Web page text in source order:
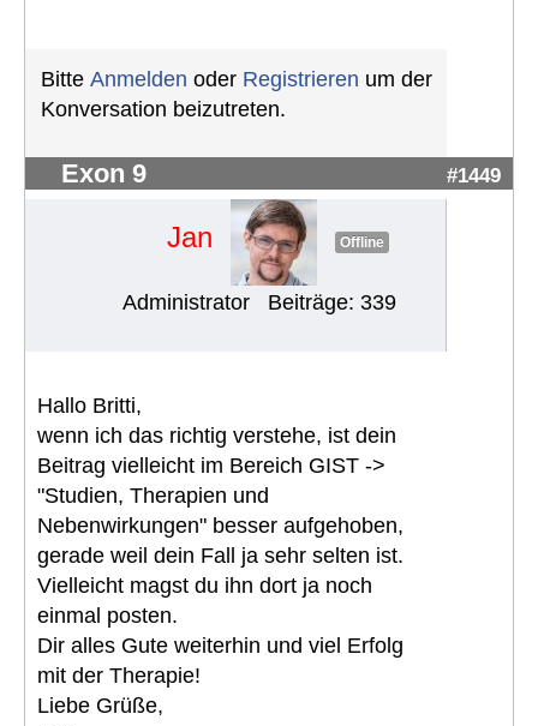
Bitte Anmelden oder Registrieren um der
Konversation beizutreten.
Exon 9 #1449
Jan Offline
Administrator Beiträge: 339
Hallo Britti,
wenn ich das richtig verstehe, ist dein
Beitrag vielleicht im Bereich GIST ->
"Studien, Therapien und
Nebenwirkungen" besser aufgehoben,
gerade weil dein Fall ja sehr selten ist.
Vielleicht magst du ihn dort ja noch
einmal posten.
Dir alles Gute weiterhin und viel Erfolg
mit der Therapie!
Liebe Grüße,